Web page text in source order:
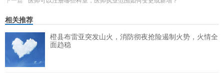
相关推荐
橙县布雷亚突发山火，消防彻夜抢险遏制火势，火情全
面趋稳